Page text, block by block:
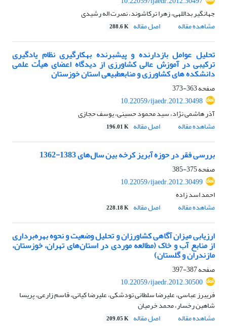
جهانگیر بداللهی، زهرا ترکاشوند، نصرت اله رشیدی
مشاهده مقاله
اصل مقاله 288.6 K
تحلیل عوامل بازدارنده و پیشبرنده به‏کارگیری نظام یادگیری
ترکیبی در آموزش عالی کشاورزی از دیدگاه اعضای هیأت علمی
دانشکده‏ های کشاورزی و منابع‏طبیعی استان خوزستان
صفحه363-373
10.22059/ijaedr.2012.30498
آذر هاشمی نژاد، سید محمود حسینی، یوسف حجازی
مشاهده مقاله
اصل مقاله 196.01 K
بررسی فقر در حوزه آبریز کرخه بین سال‌های 1383-1362
صفحه375-385
10.22059/ijaedr.2012.30499
احمد اسد زاده
مشاهده مقاله
اصل مقاله 228.18 K
ارزیابی میزان آگاهی کشاورزان و تحلیل وضعیت و نحوه بهر‌ه‌برداری
از منابع آب و خاک (مطالعه موردی در استان‌های تهران، خوزستان،
مازندران و گلستان)
صفحه387-397
10.22059/ijaedr.2012.30500
فریبرز عباسی، علیرضا سلطانی تودشکی، علیرضا کیانی، قاسم زارعی، پریسا
شاهین رخسار، محمد خرمیان
مشاهده مقاله
اصل مقاله 209.05 K